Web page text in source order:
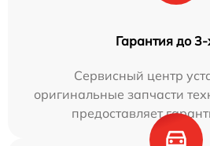
Гарантия до 3-
Сервисный центр
оригинальные запчасти
предоставляет